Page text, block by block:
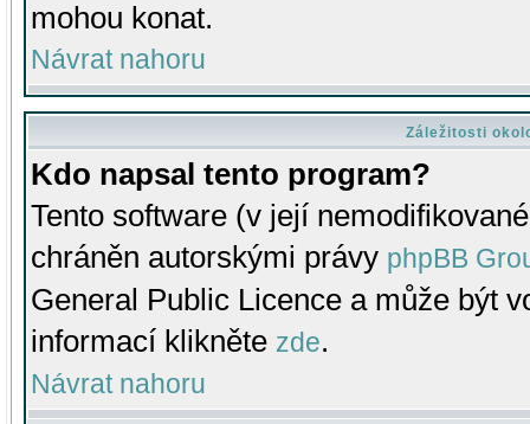
mohou konat.
Návrat nahoru
Záležitosti
Kdo napsal tento program?
Tento software (v její
chráněn autorskými právy phpBB
General Public Licence a může být
informací klikněte zde.
Návrat nahoru